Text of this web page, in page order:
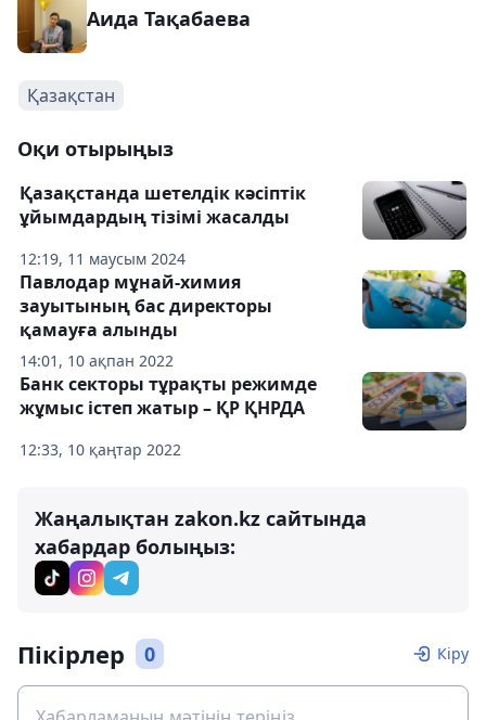
Аида Тақабаева
Қазақстан
Оқи отырыңыз
12:19, 11 маусым 2024
Қазақстанда шетелдік кәсіптік
ұйымдардың тізімі жасалды
14:01, 10 ақпан 2022
Павлодар мұнай-химия
зауытының бас директоры
қамауға алынды
12:33, 10 қаңтар 2022
Банк секторы тұрақты режимде
жұмыс істеп жатыр – ҚР ҚНРДА
Жаңалықтан zakon.kz сайтында
хабардар болыңыз:
Пікірлер 0 Кіру